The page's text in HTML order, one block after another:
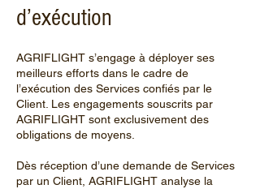
d’exécution
AGRIFLIGHT s’engage à déployer ses
meilleurs efforts dans le cadre de
l’exécution des Services confiés par le
Client. Les engagements souscrits par
AGRIFLIGHT sont exclusivement des
obligations de moyens.
Dès réception d’une demande de Services
par un Client, AGRIFLIGHT analyse la